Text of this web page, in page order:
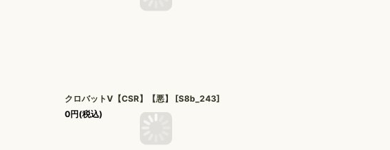
クロバットV【CSR】【悪】 [S8b_243]
0円(税込)